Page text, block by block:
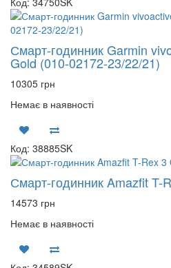
Смарт-годинник Garmin
Gold (010-02172-23/22/21)
10305 грн
Немає в наявності
Код: 38885SK
Смарт-годинник Amazfit T-
14573 грн
Немає в наявності